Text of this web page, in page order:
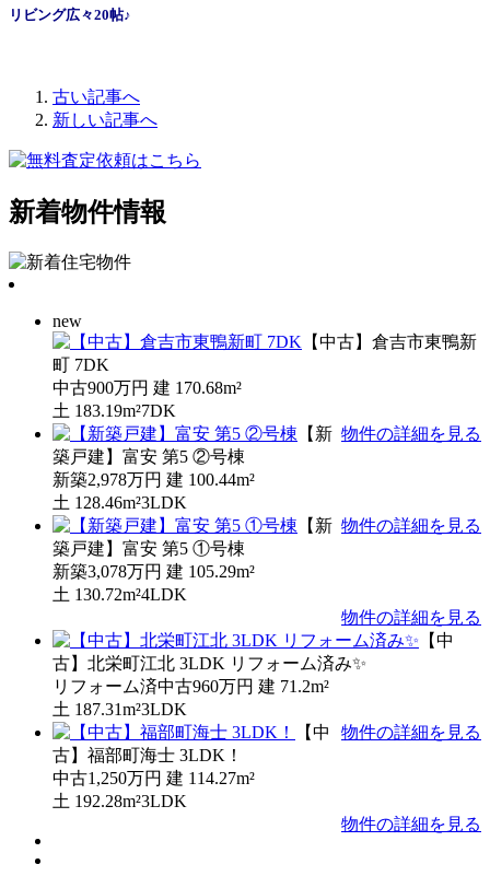
リビング広々20帖♪
古い記事へ
新しい記事へ
新着物件情報
new
【中古】倉吉市東鴨新
町 7DK
中古900万円 建 170.68m²
土 183.19m²7DK
物件の詳細を見る
【新
築戸建】富安 第5 ②号棟
新築2,978万円 建 100.44m²
土 128.46m²3LDK
物件の詳細を見る
【新
築戸建】富安 第5 ①号棟
新築3,078万円 建 105.29m²
土 130.72m²4LDK
物件の詳細を見る
【中
古】北栄町江北 3LDK リフォーム済み✨
リフォーム済中古960万円 建 71.2m²
土 187.31m²3LDK
物件の詳細を見る
【中
古】福部町海士 3LDK！
中古1,250万円 建 114.27m²
土 192.28m²3LDK
物件の詳細を見る